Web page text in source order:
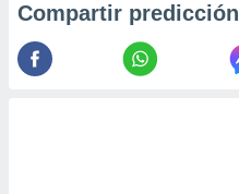
Compartir predicción